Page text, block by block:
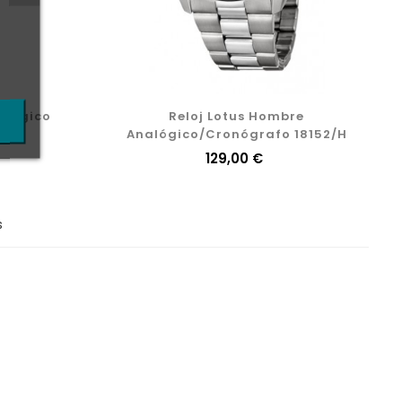
Reloj Lotus Hombre
Analógico/Cronógrafo 18152/H
Precio
129,00 €